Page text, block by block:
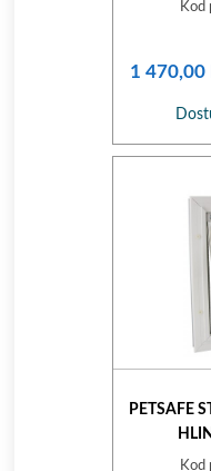
Kod
1 470,00
PETSAFE
Kod